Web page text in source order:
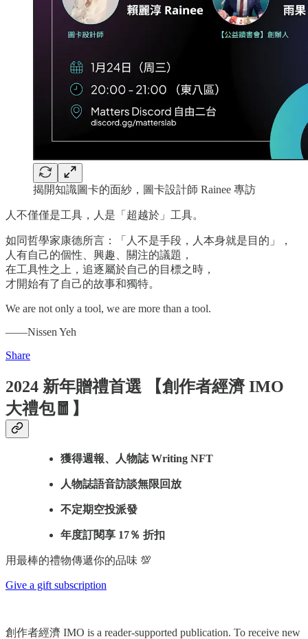
揭開知識圖卡的面紗，圖卡設計師 Rainee 專訪
人不僅僅是工具，人是「超越於」工具。
如同哲學家康德所言：「人不是手段，人本身就是目的」，
人有自己的個性、興趣、關注的議題，
在工具性之上，追逐屬於自己的目標之時，
才開始有了自己的故事和獨特。
We are not only a tool, we are more than a tool.
——Nissen Yeh
Share
2024 新年贈禮首選 【創作者經濟 IMO
大禮包🧧】
獲得週報、人物誌 Writing NFT
人物誌語音訪談無限回放
不定期空投派發
年度訂閱享 17％ 折扣
用最棒的禮物傳遞你的品味 💯
Give a gift subscription
創作者經濟 IMO is a reader-supported publication. To receive new